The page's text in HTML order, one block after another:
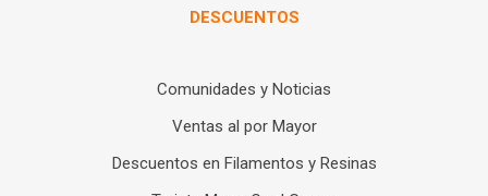
DESCUENTOS
Comunidades y Noticias
Ventas al por Mayor
Descuentos en Filamentos y Resinas